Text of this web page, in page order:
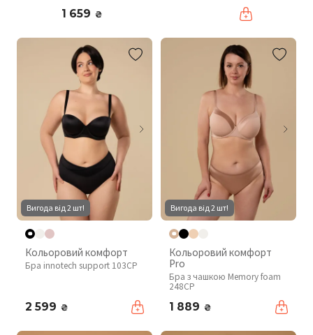
1 659 ₴
Вигода від 2 шт!
Кольоровий комфорт
Бра innotech support 103CP
2 599 ₴
Вигода від 2 шт!
Кольоровий комфорт
Pro
Бра з чашкою Memory foam
248CP
1 889 ₴